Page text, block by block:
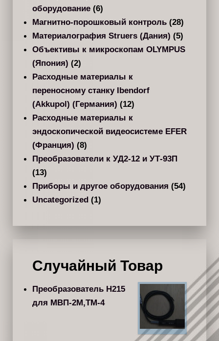
оборудование (6)
Магнитно-порошковый контроль (28)
Материалография Struers (Дания) (5)
Объективы к микроскопам OLYMPUS
(Япония) (2)
Расходные материалы к
переносному станку Ibendorf
(Akkupol) (Германия) (12)
Расходные материалы к
эндоскопической видеосистеме EFER
(Франция) (8)
Преобразователи к УД2-12 и УТ-93П
(13)
Приборы и другое оборудования (54)
Uncategorized (1)
Случайный Товар
Преобразователь Н215
для МВП-2М,ТМ-4